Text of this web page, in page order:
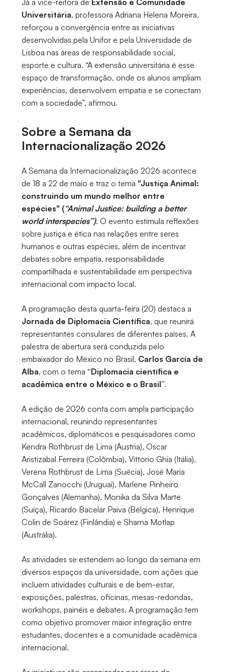
Já a vice-reitora de Extensão e Comunidade
Universitária, professora Adriana Helena Moreira,
reforçou a convergência entre as iniciativas
desenvolvidas pela Unifor e pela Universidade de
Lisboa nas áreas de responsabilidade social,
esporte e cultura. “A extensão universitária é esse
espaço de transformação, onde os alunos ampliam
experiências, desenvolvem empatia e se conectam
com a sociedade”, afirmou.
Sobre a Semana da
Internacionalização 2026
A Semana da Internacionalização 2026 acontece
de 18 a 22 de maio e traz o tema "Justiça Animal:
construindo um mundo melhor entre
espécies" (“Animal Justice: building a better
world interspecies”). O evento estimula reflexões
sobre justiça e ética nas relações entre seres
humanos e outras espécies, além de incentivar
debates sobre empatia, responsabilidade
compartilhada e sustentabilidade em perspectiva
internacional com impacto local.
A programação desta quarta-feira (20) destaca a
Jornada de Diplomacia Científica, que reunirá
representantes consulares de diferentes países. A
palestra de abertura será conduzida pelo
embaixador do México no Brasil, Carlos García de
Alba, com o tema “Diplomacia científica e
acadêmica entre o México e o Brasil”.
A edição de 2026 conta com ampla participação
internacional, reunindo representantes
acadêmicos, diplomáticos e pesquisadores como
Kendra Rothbrust de Lima (Áustria), Oscar
Aristizabal Ferreira (Colômbia), Vittorio Ghia (Itália),
Verena Rothbrust de Lima (Suécia), José Maria
McCall Zanocchi (Uruguai), Marlene Pinheiro
Gonçalves (Alemanha), Monika da Silva Marte
(Suíça), Ricardo Bacelar Paiva (Bélgica), Henrique
Colin de Soárez (Finlândia) e Sharna Motlap
(Austrália).
As atividades se estendem ao longo da semana em
diversos espaços da universidade, com ações que
incluem atividades culturais e de bem-estar,
exposições, palestras, oficinas, mesas-redondas,
workshops, painéis e debates. A programação tem
como objetivo promover maior integração entre
estudantes, docentes e a comunidade acadêmica
internacional.